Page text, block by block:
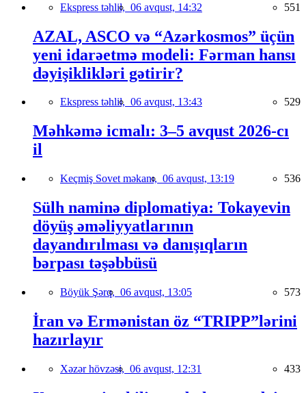
Ekspress təhlil, 06 avqust, 14:32 551
AZAL, ASCO və “Azərkosmos” üçün
yeni idarəetmə modeli: Fərman hansı
dəyişiklikləri gətirir?
Ekspress təhlil, 06 avqust, 13:43 529
Məhkəmə icmalı: 3–5 avqust 2026-cı
il
Keçmiş Sovet məkanı, 06 avqust, 13:19 536
Sülh naminə diplomatiya: Tokayevin
döyüş əməliyyatlarının
dayandırılması və danışıqların
bərpası təşəbbüsü
Böyük Şərq, 06 avqust, 13:05 573
İran və Ermənistan öz “TRIPP”lərini
hazırlayır
Xəzər hövzəsi, 06 avqust, 12:31 433